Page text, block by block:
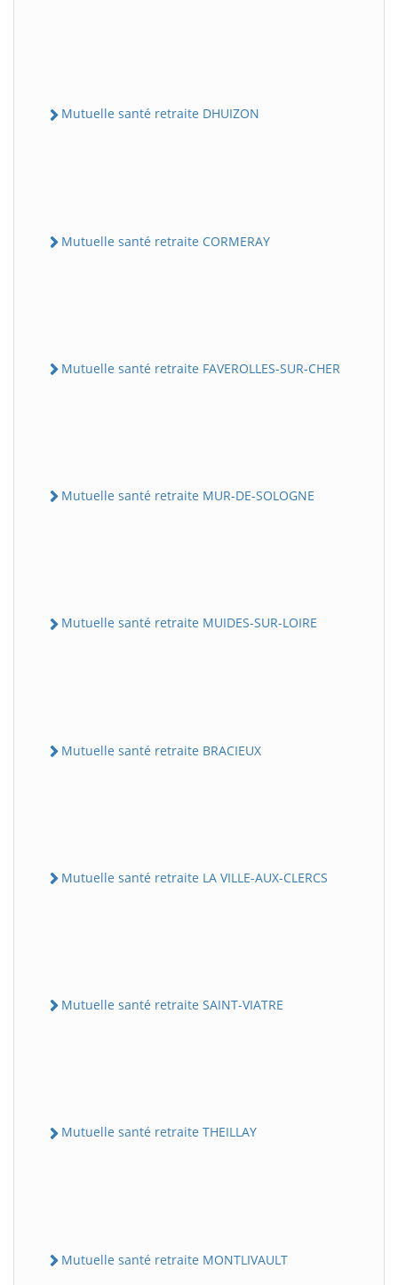
Mutuelle santé retraite DHUIZON
Mutuelle santé retraite CORMERAY
Mutuelle santé retraite FAVEROLLES-SUR-CHER
Mutuelle santé retraite MUR-DE-SOLOGNE
Mutuelle santé retraite MUIDES-SUR-LOIRE
Mutuelle santé retraite BRACIEUX
Mutuelle santé retraite LA VILLE-AUX-CLERCS
Mutuelle santé retraite SAINT-VIATRE
Mutuelle santé retraite THEILLAY
Mutuelle santé retraite MONTLIVAULT